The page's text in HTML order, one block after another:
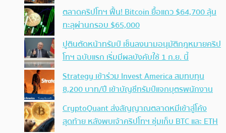
ตลาดคริปโทฯ ฟื้น! Bitcoin ยื้อแถว $64,700 ลุ้น
ทะลุผ่านกรอบ $65,000
ปูตินตัดหน้าทรัมป์ เซ็นลงนามอนุมัติกฎหมายคริป
โทฯ ฉบับแรก เริ่มมีผลบังคับใช้ 1 ก.ย. นี้
Strategy เข้าร่วม Invest America สมทบทุน
8,200 บาท/ปี เข้าบัญชีทรัมป์แจกบุตรพนักงาน
CryptoQuant ส่งสัญญาณตลาดหมีเข้าสู่โค้ง
สุดท้าย หลังพบเจ้าคริปโทฯ ซุ่มเก็บ BTC และ ETH